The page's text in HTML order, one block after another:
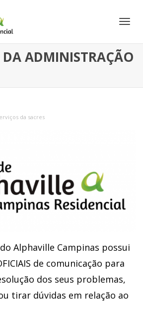
ADMINISTRAÇÃO
da sacres
Alphaville Campinas possui
de comunicação para
dos seus problemas,
tirar dúvidas em relação ao